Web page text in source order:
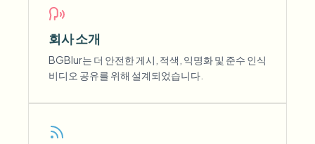
회사 소개
BGBlur는 더 안전한 게시, 적색, 익명화 및 준수 인식
비디오 공유를 위해 설계되었습니다.